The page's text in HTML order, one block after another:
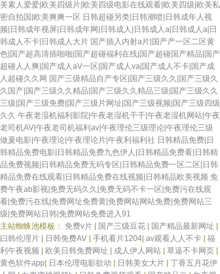
美素人爱爱|欧美四级片|欧美四级电影在线观看|欧美四级|欧美私
密自拍国|欧美爽爽一区 日韩超碰另类|日韩潮喷|日韩成年人视
频|日韩成年视屏|日韩成年网|日韩成人|日韩成人a|日韩成人a|日
韩成人不卡|日韩成人大片 国产插入内射a片|国产产一区二区黄
色|国产超高清插啪啪|国产超碰福利在线|国产超碰国产精品|国产
超碰人人爽|国产成人aV一区|国产成人va|国产成人不卡|国产成
人超碰久久网 国产三级精品自产专区|国产三级久久|国产三级久
久国产|国产三级久久精品|国产三级久久精品三级|国产三级久久
三级|国产三级免费|国产三级片网址|国产三级视频|国产三级四级
久久 午夜老湿机福利影院|午夜老湿机干干|午夜老湿机网站|午夜
老司机AV|午夜老司机福利av|午夜理伦三级理论|午夜理伦三级
做爰电影|午夜理论|午夜理论片|午夜利福利社 日韩精品免费|日
韩精品免费电影|日韩精品免费九色伊人|日韩精品免费看|日韩精
品免费视频|日韩精品免费无码专区|日韩精品免费一区二区|日韩
精品免费在线观看|日韩精品免费在线视频|日韩精品欧美视频 免
费午夜ab影视|免费无码久久|免费无码不卡一区|免费污在线观
看|免费污在线|免费网址免费黄|免费网站网站免费|免费网站三
级|免费网站日韩|免费网站免费进入91
主站蜘蛛池模板： 免费v片 国产三级豆花 国产精品最新网址
曰韩伦理片
日韩免费AV 手机看片1204 av观看人人不卡
福
利午夜视频
欧美日韩免费网址 成人伊人网站 草逼不卡网页
黄色软件app
日本伦理电影欲动 日韩美女大片
丁香五月花伊